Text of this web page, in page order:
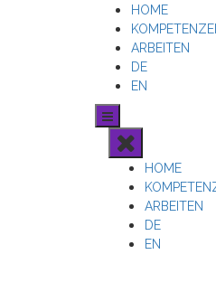
HOME
ARBEITEN
DE
EN
HOME
ARBEITEN
DE
EN